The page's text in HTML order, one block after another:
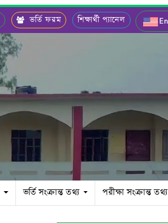
ভর্তি ফরম শিক্ষার্থী প্যানেল
ভর্তি সংক্রান্ত তথ্য পরীক্ষা সংক্রান্ত তথ্য